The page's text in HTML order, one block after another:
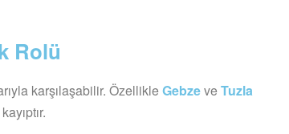
Rolü
karşılaşabilir. ÖzellikleGebzeveTuzla